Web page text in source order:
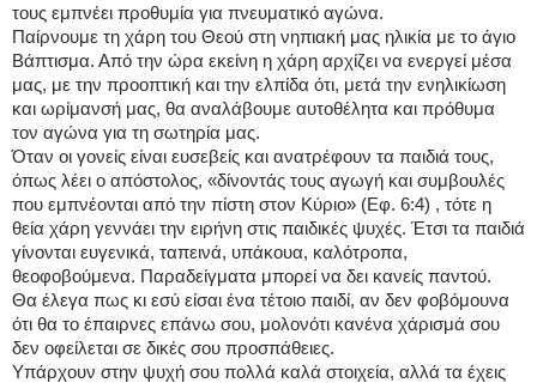
τους εμπνέει προθυμία για πνευματικό αγώνα.
Παίρνουμε τη χάρη του Θεού στη νηπιακή μας ηλικία με το άγιο
Βάπτισμα. Από την ώρα εκείνη η χάρη αρχίζει να ενεργεί μέσα
μας, με την προοπτική και την ελπίδα ότι, μετά την ενηλικίωση
και ωρίμανσή μας, θα αναλάβουμε αυτοθέλητα και πρόθυμα
τον αγώνα για τη σωτηρία μας.
Όταν οι γονείς είναι ευσεβείς και ανατρέφουν τα παιδιά τους,
όπως λέει ο απόστολος, «δίνοντάς τους αγωγή και συμβουλές
που εμπνέονται από την πίστη στον Κύριο» (Εφ. 6:4) , τότε η
θεία χάρη γεννάει την ειρήνη στις παιδικές ψυχές. Έτσι τα παιδιά
γίνονται ευγενικά, ταπεινά, υπάκουα, καλότροπα,
θεοφοβούμενα. Παραδείγματα μπορεί να δει κανείς παντού.
Θα έλεγα πως κι εσύ είσαι ένα τέτοιο παιδί, αν δεν φοβόμουνα
ότι θα το έπαιρνες επάνω σου, μολονότι κανένα χάρισμά σου
δεν οφείλεται σε δικές σου προσπάθειες.
Υπάρχουν στην ψυχή σου πολλά καλά στοιχεία, αλλά τα έχεις